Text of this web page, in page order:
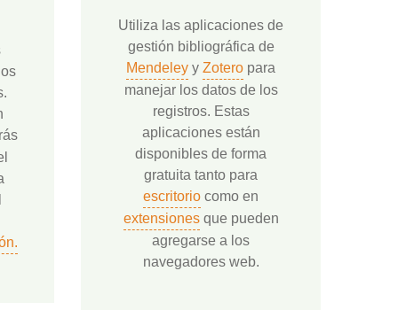
Utiliza las aplicaciones de
gestión bibliográfica de
Mendeley y Zotero para
manejar los datos de los
registros. Estas
aplicaciones están
disponibles de forma
gratuita tanto para
escritorio como en
extensionesque pueden
agregarse a los
navegadores web.